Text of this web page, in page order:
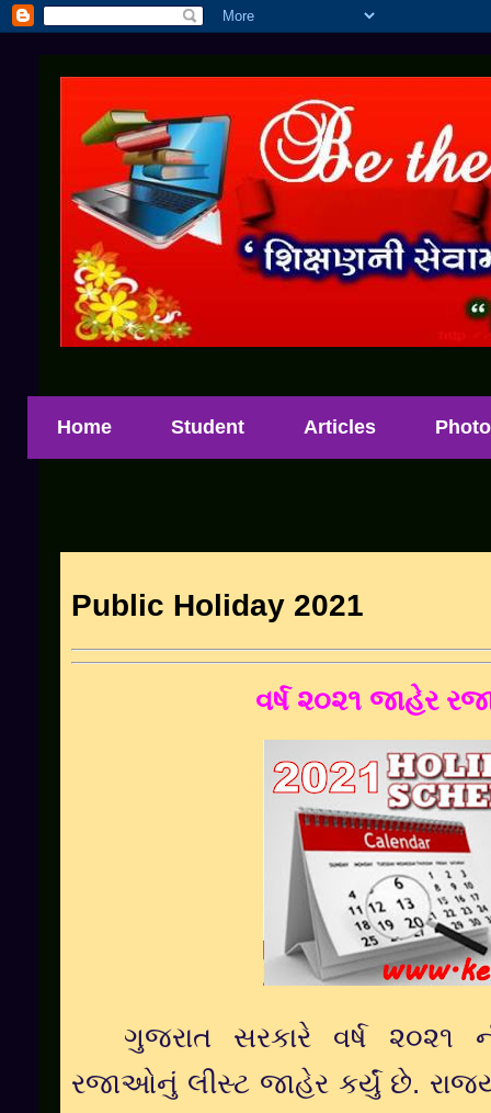
Home Student Articles
Public Holiday 2021
વર્ષ ૨૦૨૧ જાહેર
ગુજરાત સરકારે વર્ષ
રજાઓનું લીસ્ટ જાહેર કર્યું છે.